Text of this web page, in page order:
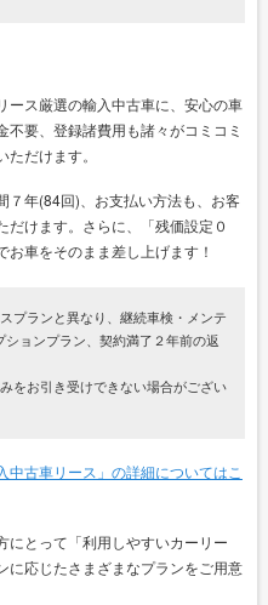
ース厳選の輸入中古車に、安心の車
要、登録諸費用も諸々がコミコミ
だけます。
７年(84回)、お支払い方法も、お客
けます。さらに、「残価設定０
車をそのまま差し上げます！
プランと異なり、継続車検・メンテ
ョンプラン、契約満了２年前の返
をお引き受けできない場合がござい
古車リース」の詳細についてはこ
にとって「利用しやすいカーリー
に応じたさまざまなプランをご用意